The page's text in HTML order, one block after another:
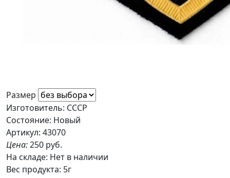
Размер
Изготовитель: СССР
Состояние: Новый
Артикул: 43070
Цена:250 руб.
На складе: Нет в наличии
Вес продукта: 5г